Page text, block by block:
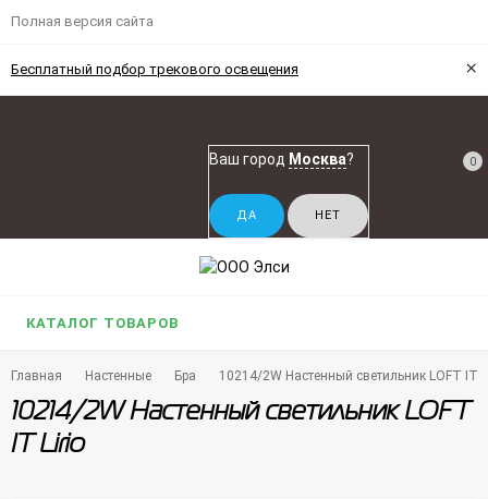
Полная версия сайта
Бесплатный подбор трекового освещения ×
Ваш город Москва? 0
КАТАЛОГ ТОВАРОВ
Главная Настенные Бра 10214/2W Настенный светильник LOFT IT
10214/2W Настенный светильник LOFT
IT Lirio